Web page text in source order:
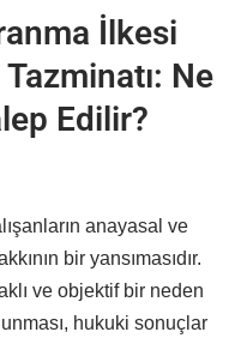
İlkesi
Tazminatı: Ne
Edilir?
anayasal ve
bir yansımasıdır.
ve objektif bir neden
hukuki sonuçlar